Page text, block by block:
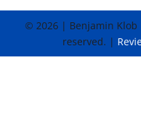
© 2026 | Benjamin
reserved. |